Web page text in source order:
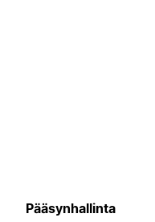
Pääsynhallinta